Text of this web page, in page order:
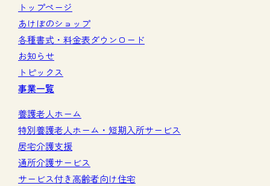
トップページ
あけぼのショップ
各種書式・料金表ダウンロード
お知らせ
トピックス
事業一覧
養護老人ホーム
特別養護老人ホーム・短期入所サービス
居宅介護支援
通所介護サービス
サービス付き高齢者向け住宅